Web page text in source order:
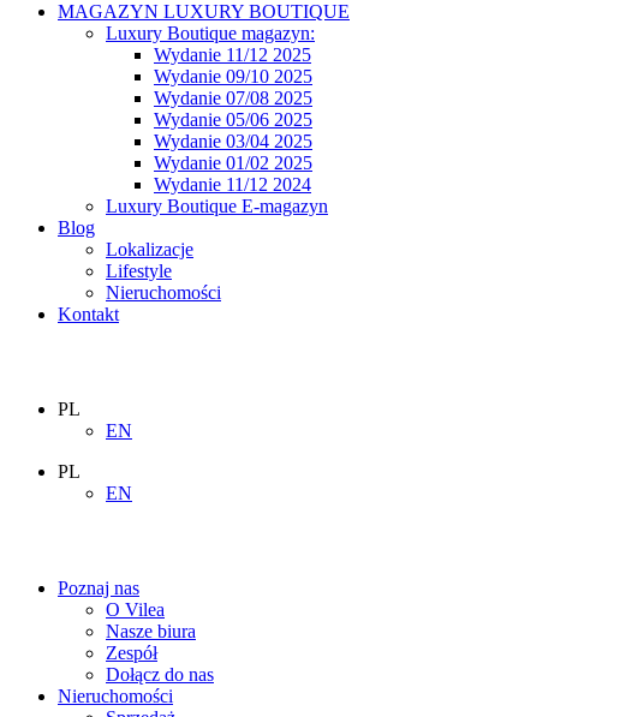
MAGAZYN LUXURY BOUTIQUE
Luxury Boutique magazyn:
Wydanie 11/12 2025
Wydanie 09/10 2025
Wydanie 07/08 2025
Wydanie 05/06 2025
Wydanie 03/04 2025
Wydanie 01/02 2025
Wydanie 11/12 2024
Luxury Boutique E-magazyn
Blog
Lokalizacje
Lifestyle
Nieruchomości
Kontakt
PL
EN
PL
EN
Poznaj nas
O Vilea
Nasze biura
Zespół
Dołącz do nas
Nieruchomości